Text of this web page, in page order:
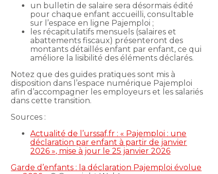
un bulletin de salaire sera désormais édité
pour chaque enfant accueilli, consultable
sur l’espace en ligne Pajemploi ;
les récapitulatifs mensuels (salaires et
abattements fiscaux) présenteront des
montants détaillés enfant par enfant, ce qui
améliore la lisibilité des éléments déclarés.
Notez que des guides pratiques sont mis à
disposition dans l’espace numérique Pajemploi
afin d’accompagner les employeurs et les salariés
dans cette transition.
Sources :
Actualité de l’urssaf.fr : « Pajemploi : une
déclaration par enfant à partir de janvier
2026 », mise à jour le 25 janvier 2026
Garde d’enfants : la déclaration Pajemploi évolue